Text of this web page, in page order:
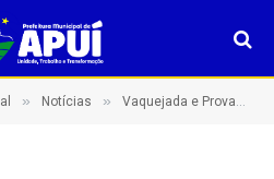
» Notícias » Vaquejada e Prova de 3 tambores movimentam Apuí com competições e tradição no Parque de Exposições José Maia!